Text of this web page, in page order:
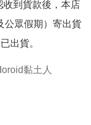
收到貨款後，本店
公眾假期）寄出貨
出貨。
黏土人